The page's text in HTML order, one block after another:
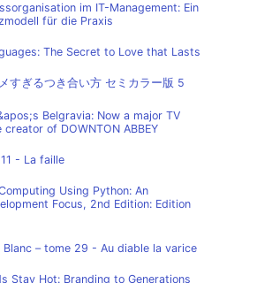
im IT-Management: Ein
für die Praxis
The Secret to Love that Lasts
すぎるつき合い方 セミカラー版 5
Belgravia: Now a major TV
of DOWNTON ABBEY
- La faille
Using Python: An
Focus, 2nd Edition: Edition
Blanc – tome 29 - Au diable la varice
Stay Hot: Branding to Generations